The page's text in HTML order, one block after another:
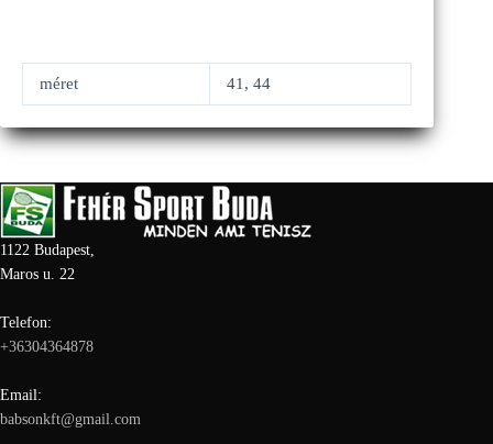
méret 41, 44
1122 Budapest,
Maros u. 22
Telefon:
+36304364878
Email:
babsonkft@gmail.com